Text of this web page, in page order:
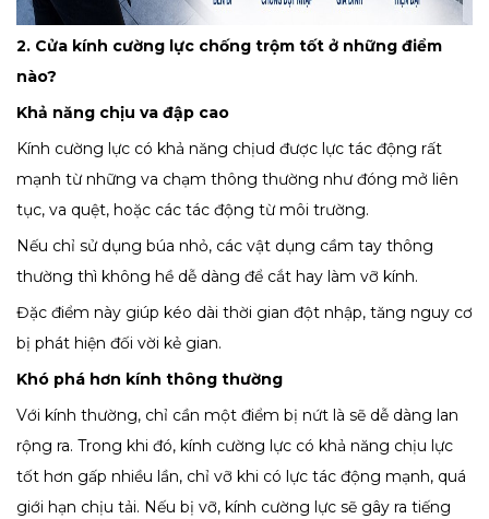
2. Cửa kính cường lực chống trộm tốt ở những điểm
nào?
Khả năng chịu va đập cao
Kính cường lực có khả năng chịud được lực tác động rất
mạnh từ những va chạm thông thường như đóng mở liên
tục, va quệt, hoặc các tác động từ môi trường.
Nếu chỉ sử dụng búa nhỏ, các vật dụng cầm tay thông
thường thì không hề dễ dàng để cắt hay làm vỡ kính.
Đặc điểm này giúp kéo dài thời gian đột nhập, tăng nguy cơ
bị phát hiện đối vời kẻ gian.
Khó phá hơn kính thông thường
Với kính thường, chỉ cần một điểm bị nứt là sẽ dễ dàng lan
rộng ra. Trong khi đó, kính cường lực có khả năng chịu lực
tốt hơn gấp nhiều lần, chỉ vỡ khi có lực tác động mạnh, quá
giới hạn chịu tải. Nếu bị vỡ, kính cường lực sẽ gây ra tiếng